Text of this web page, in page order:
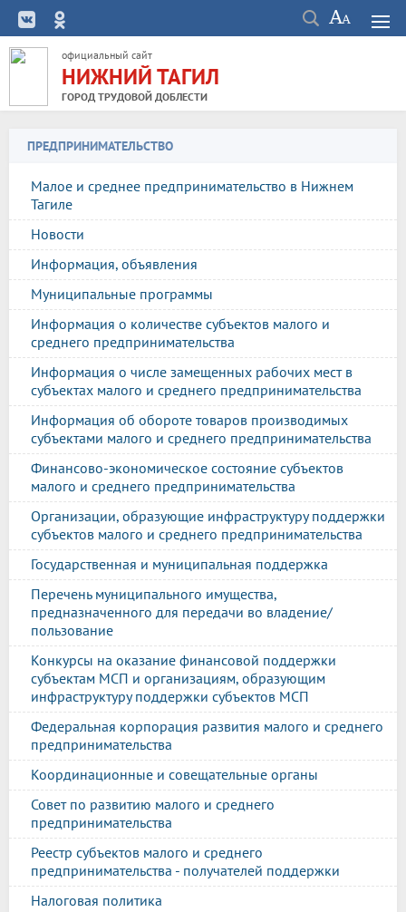
официальный сайт
НИЖНИЙ ТАГИЛ
ГОРОД ТРУДОВОЙ ДОБЛЕСТИ
ПРЕДПРИНИМАТЕЛЬСТВО
Малое и среднее предпринимательство в Нижнем
Тагиле
Новости
Информация, объявления
Муниципальные программы
Информация о количестве субъектов малого и
среднего предпринимательства
Информация о числе замещенных рабочих мест в
субъектах малого и среднего предпринимательства
Информация об обороте товаров производимых
субъектами малого и среднего предпринимательства
Финансово-экономическое состояние субъектов
малого и среднего предпринимательства
Организации, образующие инфраструктуру поддержки
субъектов малого и среднего предпринимательства
Государственная и муниципальная поддержка
Перечень муниципального имущества,
предназначенного для передачи во владение/
пользование
Конкурсы на оказание финансовой поддержки
субъектам МСП и организациям, образующим
инфраструктуру поддержки субъектов МСП
Федеральная корпорация развития малого и среднего
предпринимательства
Координационные и совещательные органы
Совет по развитию малого и среднего
предпринимательства
Реестр субъектов малого и среднего
предпринимательства - получателей поддержки
Налоговая политика